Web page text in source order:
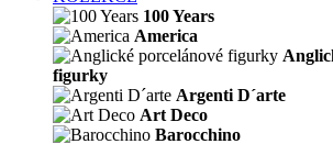
100 Years
America
figurky
Argenti D´arte
Art Deco
Barocchino